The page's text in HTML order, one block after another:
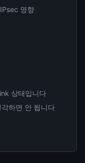
영향
상태입니다
하면 안 됩니다